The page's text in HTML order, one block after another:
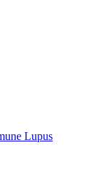
Lupus